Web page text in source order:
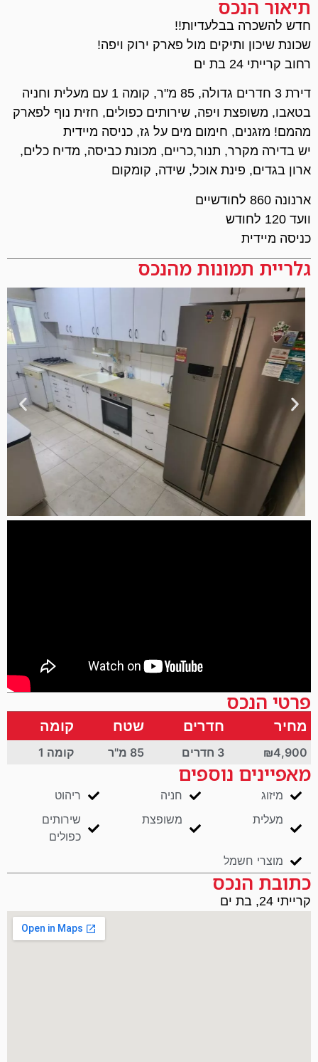
תיאור הנכס
חדש להשכרה בבלעדיות!!
שכונת שיכון ותיקים מול פארק ירוק ויפה!
רחוב קרייתי 24 בת ים
דירת 3 חדרים גדולה, 85 מ"ר, קומה 1 עם מעלית וחניה
בטאבו, משופצת ויפה, שירותים כפולים, חזית נוף לפארק
מהמם! מזגנים, חימום מים על גז, כניסה מיידית
יש בדירה מקרר, תנור,כריים, מכונת כביסה, מדיח כלים,
ארון בגדים, פינת אוכל, שידה, קומקום
ארנונה 860 לחודשיים
וועד 120 לחודש
כניסה מיידית
גלריית תמונות מהנכס
פרטי הנכס
מחיר חדרים שטח קומה
₪4,900 3 חדרים 85 מ"ר קומה 1
מאפיינים נוספים
מיזוג חניה
ריהוט
מעלית
משופצת
שירותים
כפולים
מוצרי חשמל
כתובת הנכס
קרייתי 24, בת ים